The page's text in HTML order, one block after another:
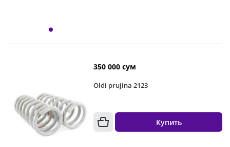
350 000 сум
Oldi prujina 2123
Купить